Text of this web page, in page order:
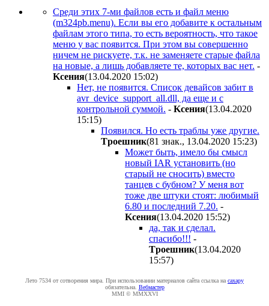
Среди этих 7-ми файлов есть и файл меню
(m324pb.menu). Если вы его добавите к остальным
файлам этого типа, то есть вероятность, что такое
меню у вас появится. При этом вы совершенно
ничем не рискуете, т.к. не заменяете старые файла
на новые, а лишь добавляете те, которых вас нет. -
Kceния(13.04.2020 15:02)
Нет, не появится. Список девайсов забит в
avr_device_support_all.dll, да еще и с
контрольной суммой. - Kceния(13.04.2020
15:15)
Появился. Но есть траблы уже другие.
Tpoeшник(81 знак., 13.04.2020 15:23)
Может быть, имело бы смысл
новый IAR установить (но
старый не сносить) вместо
танцев с бубном? У меня вот
тоже две штуки стоят: любимый
6.80 и последний 7.20. -
Kceния(13.04.2020 15:52)
да, так и сделал.
спасибо!!! -
Tpoeшник(13.04.2020
15:57)
Лето 7534 от сотворения мира. При использовании материалов сайта ссылка на caxapу
обязательна. Вебмастер
MMI © MMXXVI